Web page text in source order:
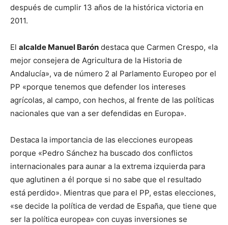
después de cumplir 13 años de la histórica victoria en
2011.
El alcalde Manuel Barón destaca que Carmen Crespo, «la
mejor consejera de Agricultura de la Historia de
Andalucía», va de número 2 al Parlamento Europeo por el
PP «porque tenemos que defender los intereses
agrícolas, al campo, con hechos, al frente de las políticas
nacionales que van a ser defendidas en Europa».
Destaca la importancia de las elecciones europeas
porque «Pedro Sánchez ha buscado dos conflictos
internacionales para aunar a la extrema izquierda para
que aglutinen a él porque si no sabe que el resultado
está perdido». Mientras que para el PP, estas elecciones,
«se decide la política de verdad de España, que tiene que
ser la política europea» con cuyas inversiones se